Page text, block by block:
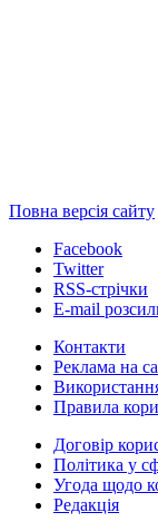
Повна версія сайту
Facebook
Twitter
RSS-стрічки
E-mail
Контакти
Реклама на
Правила
Договір
Політика у
Угода щодо
Редакція